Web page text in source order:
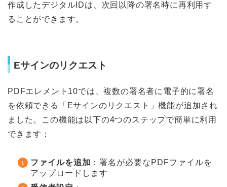
作成したデジタルIDは、次回以降の署名時に再利用す
ることができます。
Eサインのリクエスト
PDFエレメント10では、複数の署名者に電子的に署名
を依頼できる「Eサインのリクエスト」機能が追加され
ました。この機能は以下の4つのステップで簡単に利用
できます：
ファイルを追加 ：署名が必要なPDFファイルを
アップロードします